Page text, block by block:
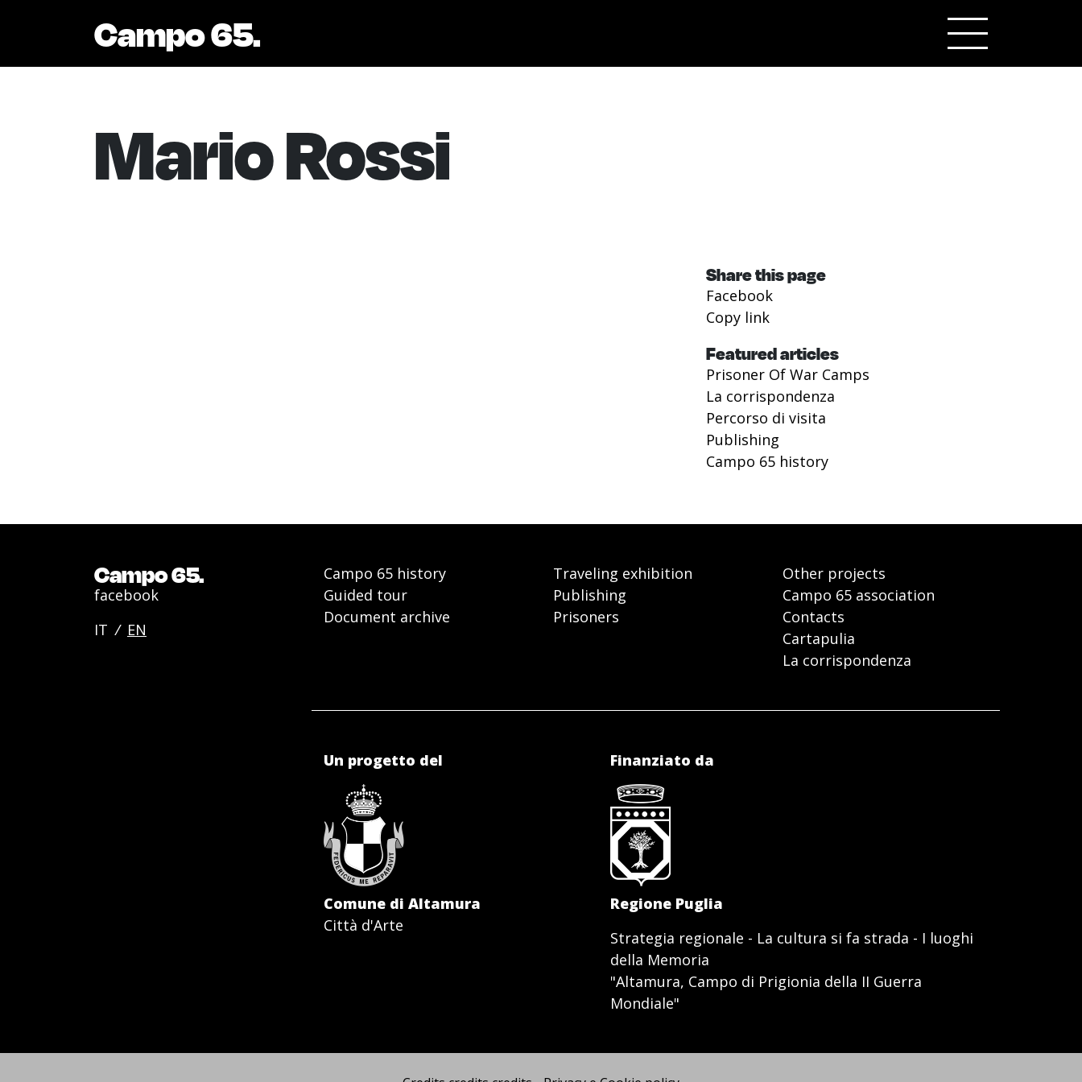
Campo 65.
Mario Rossi
Share this page
Facebook
Copy link
Featured articles
Prisoner Of War Camps
La corrispondenza
Percorso di visita
Publishing
Campo 65 history
Campo 65.
facebook
IT / EN
Campo 65 history
Guided tour
Document archive
Traveling exhibition
Publishing
Prisoners
Other projects
Campo 65 association
Contacts
Cartapulia
La corrispondenza
Un progetto del
Comune di Altamura
Città d'Arte
Finanziato da
Regione Puglia
Strategia regionale - La cultura si fa strada - I luoghi
della Memoria
"Altamura, Campo di Prigionia della II Guerra
Mondiale"